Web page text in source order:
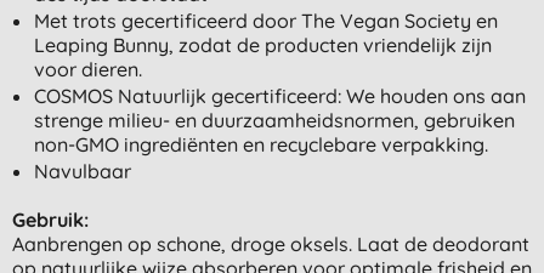
Met trots gecertificeerd door The Vegan Society en
Leaping Bunny, zodat de producten vriendelijk zijn
voor dieren.
COSMOS Natuurlijk gecertificeerd: We houden ons aan
strenge milieu- en duurzaamheidsnormen, gebruiken
non-GMO ingrediënten en recyclebare verpakking.
Navulbaar
Gebruik:
Aanbrengen op schone, droge oksels. Laat de deodorant
op natuurlijke wijze absorberen voor optimale frisheid en